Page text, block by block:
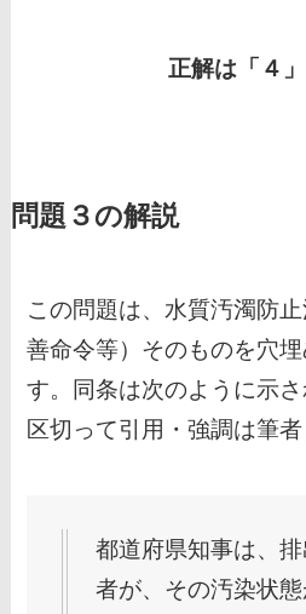
正解は「４」
問題３の解説
この問題は、水質汚濁防
善命令等）そのものを穴
す。同条は次のように示
区切って引用・強調は筆者
都道府県知事は、
者が、その汚染状